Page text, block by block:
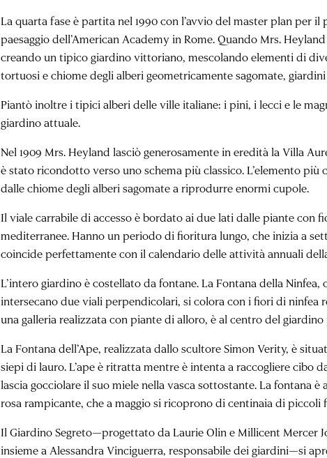
La quarta fase è partita nel 1990 con l’avvio del master plan per
paesaggio dell’American Academy in Rome. Quando Mrs.
creando un tipico giardino vittoriano, mescolando elementi di
tortuosi e chiome degli alberi geometricamente sagomate,
Piantò inoltre i tipici alberi delle ville italiane: i pini, i lecci e le
giardino attuale.
Nel 1909 Mrs. Heyland lasciò generosamente in eredità la Villa
è stato ricondotto verso uno schema più classico. L’elemento
dalle chiome degli alberi sagomate a riprodurre enormi cupole.
Il viale carrabile di accesso è bordato ai due lati dalle piante con
mediterranee. Hanno un periodo di fioritura lungo, che inizia a
coincide perfettamente con il calendario delle attività annuali
L’intero giardino è costellato da fontane. La Fontana della
intersecano due viali perpendicolari, si colora con i fiori di ninfea
una galleria realizzata con piante di alloro, è al centro del
La Fontana dell’Ape, realizzata dallo scultore Simon Verity, è
siepi di lauro. L’ape è ritratta mentre è intenta a raccogliere cibo
lascia gocciolare il suo miele nella vasca sottostante. La fontana
rosa rampicante, che a maggio si ricoprono di centinaia di piccoli
Il Giardino Segreto—progettato da Laurie Olin e Millicent Mercer
insieme a Alessandra Vinciguerra, responsabile dei giardini—si